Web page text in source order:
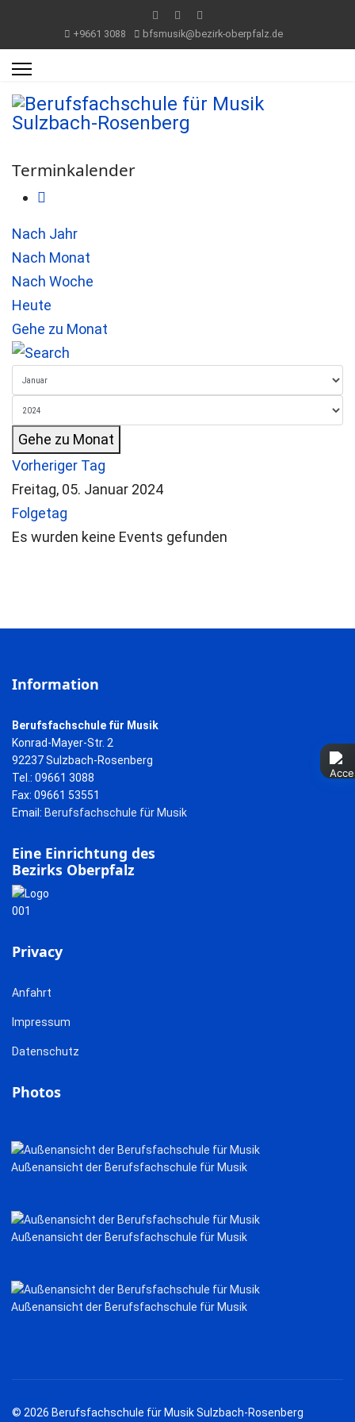
+9661 3088 bfsmusik@bezirk-oberpfalz.de
Terminkalender
Nach Jahr
Nach Monat
Nach Woche
Heute
Gehe zu Monat
Gehe zu Monat
Vorheriger Tag
Freitag, 05. Januar 2024
Folgetag
Es wurden keine Events gefunden
Information
Berufsfachschule für Musik
Konrad-Mayer-Str. 2
92237 Sulzbach-Rosenberg
Tel.: 09661 3088
Fax: 09661 53551
Email: Berufsfachschule für Musik
Eine Einrichtung des
Bezirks Oberpfalz
Privacy
Anfahrt
Impressum
Datenschutz
Photos
Außenansicht der Berufsfachschule für Musik
Außenansicht der Berufsfachschule für Musik
Außenansicht der Berufsfachschule für Musik
© 2026 Berufsfachschule für Musik Sulzbach-Rosenberg